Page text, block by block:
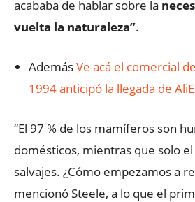
acababa de hablar sobre la
vuelta la naturaleza”.
AdemásVe acá el comercial
1994 anticipó la llegada de
“El 97 % de los mamíferos son
domésticos, mientras que solo
salvajes. ¿Cómo empezamos a
mencionó Steele, a lo que el